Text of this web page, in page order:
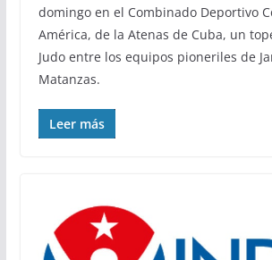
domingo en el Combinado Deportivo
América, de la Atenas de Cuba, un
Judo entre los equipos pioneriles de
Matanzas.
Leer más